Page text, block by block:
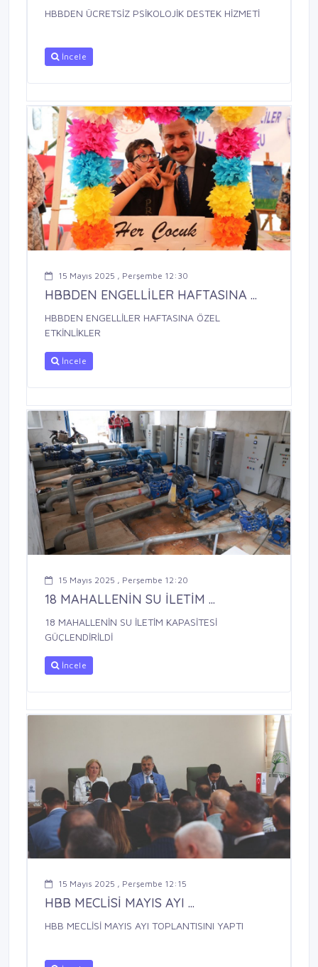
HBBDEN ÜCRETSİZ PSİKOLOJİK DESTEK HİZMETİ
İncele
15 Mayıs 2025 , Perşembe 12:30
HBBDEN ENGELLİLER HAFTASINA ...
HBBDEN ENGELLİLER HAFTASINA ÖZEL
ETKİNLİKLER
İncele
15 Mayıs 2025 , Perşembe 12:20
18 MAHALLENİN SU İLETİM ...
18 MAHALLENİN SU İLETİM KAPASİTESİ
GÜÇLENDİRİLDİ
İncele
15 Mayıs 2025 , Perşembe 12:15
HBB MECLİSİ MAYIS AYI ...
HBB MECLİSİ MAYIS AYI TOPLANTISINI YAPTI